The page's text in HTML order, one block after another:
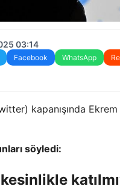
03:14
Facebook WhatsApp
kapanışında
söyledi: